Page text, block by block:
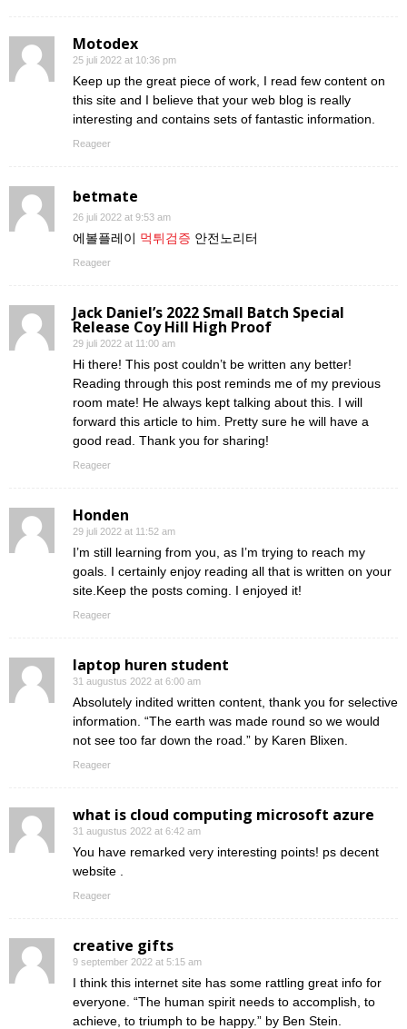
Motodex
25 juli 2022 at 10:36 pm
Keep up the great piece of work, I read few content on
this site and I believe that your web blog is really
interesting and contains sets of fantastic information.
Reageer
betmate
26 juli 2022 at 9:53 am
에볼플레이 먹튀검증 안전노리터
Reageer
Jack Daniel’s 2022 Small Batch Special
Release Coy Hill High Proof
29 juli 2022 at 11:00 am
Hi there! This post couldn’t be written any better!
Reading through this post reminds me of my previous
room mate! He always kept talking about this. I will
forward this article to him. Pretty sure he will have a
good read. Thank you for sharing!
Reageer
Honden
29 juli 2022 at 11:52 am
I’m still learning from you, as I’m trying to reach my
goals. I certainly enjoy reading all that is written on your
site.Keep the posts coming. I enjoyed it!
Reageer
laptop huren student
31 augustus 2022 at 6:00 am
Absolutely indited written content, thank you for selective
information. “The earth was made round so we would
not see too far down the road.” by Karen Blixen.
Reageer
what is cloud computing microsoft azure
31 augustus 2022 at 6:42 am
You have remarked very interesting points! ps decent
website .
Reageer
creative gifts
9 september 2022 at 5:15 am
I think this internet site has some rattling great info for
everyone. “The human spirit needs to accomplish, to
achieve, to triumph to be happy.” by Ben Stein.